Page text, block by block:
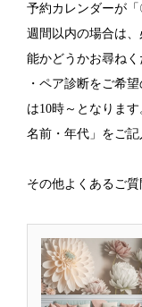
予約カレンダーが
週間以内の場合は
能かどうかお尋ねく
・ペア診断をご希
は10時～となりま
名前・年代」をご
その他よくあるご